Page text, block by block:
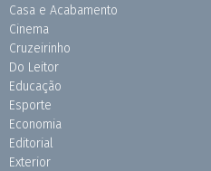
Casa e Acabamento
Cinema
Cruzeirinho
Do Leitor
Educação
Esporte
Economia
Editorial
Exterior